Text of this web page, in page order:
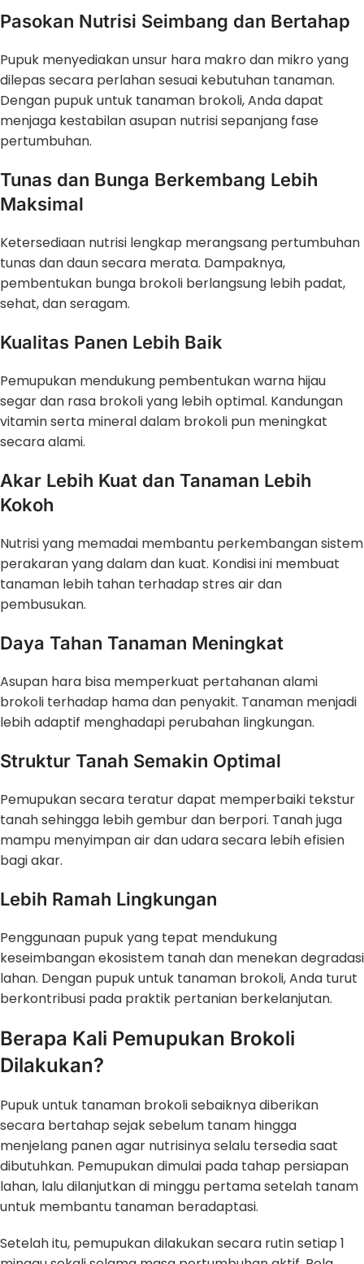
Pasokan Nutrisi Seimbang dan Bertahap
Pupuk menyediakan unsur hara makro dan mikro yang
dilepas secara perlahan sesuai kebutuhan tanaman.
Dengan pupuk untuk tanaman brokoli, Anda dapat
menjaga kestabilan asupan nutrisi sepanjang fase
pertumbuhan.
Tunas dan Bunga Berkembang Lebih
Maksimal
Ketersediaan nutrisi lengkap merangsang pertumbuhan
tunas dan daun secara merata. Dampaknya,
pembentukan bunga brokoli berlangsung lebih padat,
sehat, dan seragam.
Kualitas Panen Lebih Baik
Pemupukan mendukung pembentukan warna hijau
segar dan rasa brokoli yang lebih optimal. Kandungan
vitamin serta mineral dalam brokoli pun meningkat
secara alami.
Akar Lebih Kuat dan Tanaman Lebih
Kokoh
Nutrisi yang memadai membantu perkembangan sistem
perakaran yang dalam dan kuat. Kondisi ini membuat
tanaman lebih tahan terhadap stres air dan
pembusukan.
Daya Tahan Tanaman Meningkat
Asupan hara bisa memperkuat pertahanan alami
brokoli terhadap hama dan penyakit. Tanaman menjadi
lebih adaptif menghadapi perubahan lingkungan.
Struktur Tanah Semakin Optimal
Pemupukan secara teratur dapat memperbaiki tekstur
tanah sehingga lebih gembur dan berpori. Tanah juga
mampu menyimpan air dan udara secara lebih efisien
bagi akar.
Lebih Ramah Lingkungan
Penggunaan pupuk yang tepat mendukung
keseimbangan ekosistem tanah dan menekan degradasi
lahan. Dengan pupuk untuk tanaman brokoli, Anda turut
berkontribusi pada praktik pertanian berkelanjutan.
Berapa Kali Pemupukan Brokoli
Dilakukan?
Pupuk untuk tanaman brokoli sebaiknya diberikan
secara bertahap sejak sebelum tanam hingga
menjelang panen agar nutrisinya selalu tersedia saat
dibutuhkan. Pemupukan dimulai pada tahap persiapan
lahan, lalu dilanjutkan di minggu pertama setelah tanam
untuk membantu tanaman beradaptasi.
Setelah itu, pemupukan dilakukan secara rutin setiap 1